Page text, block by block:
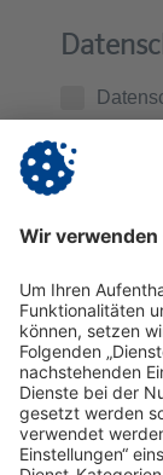
Ich habe die